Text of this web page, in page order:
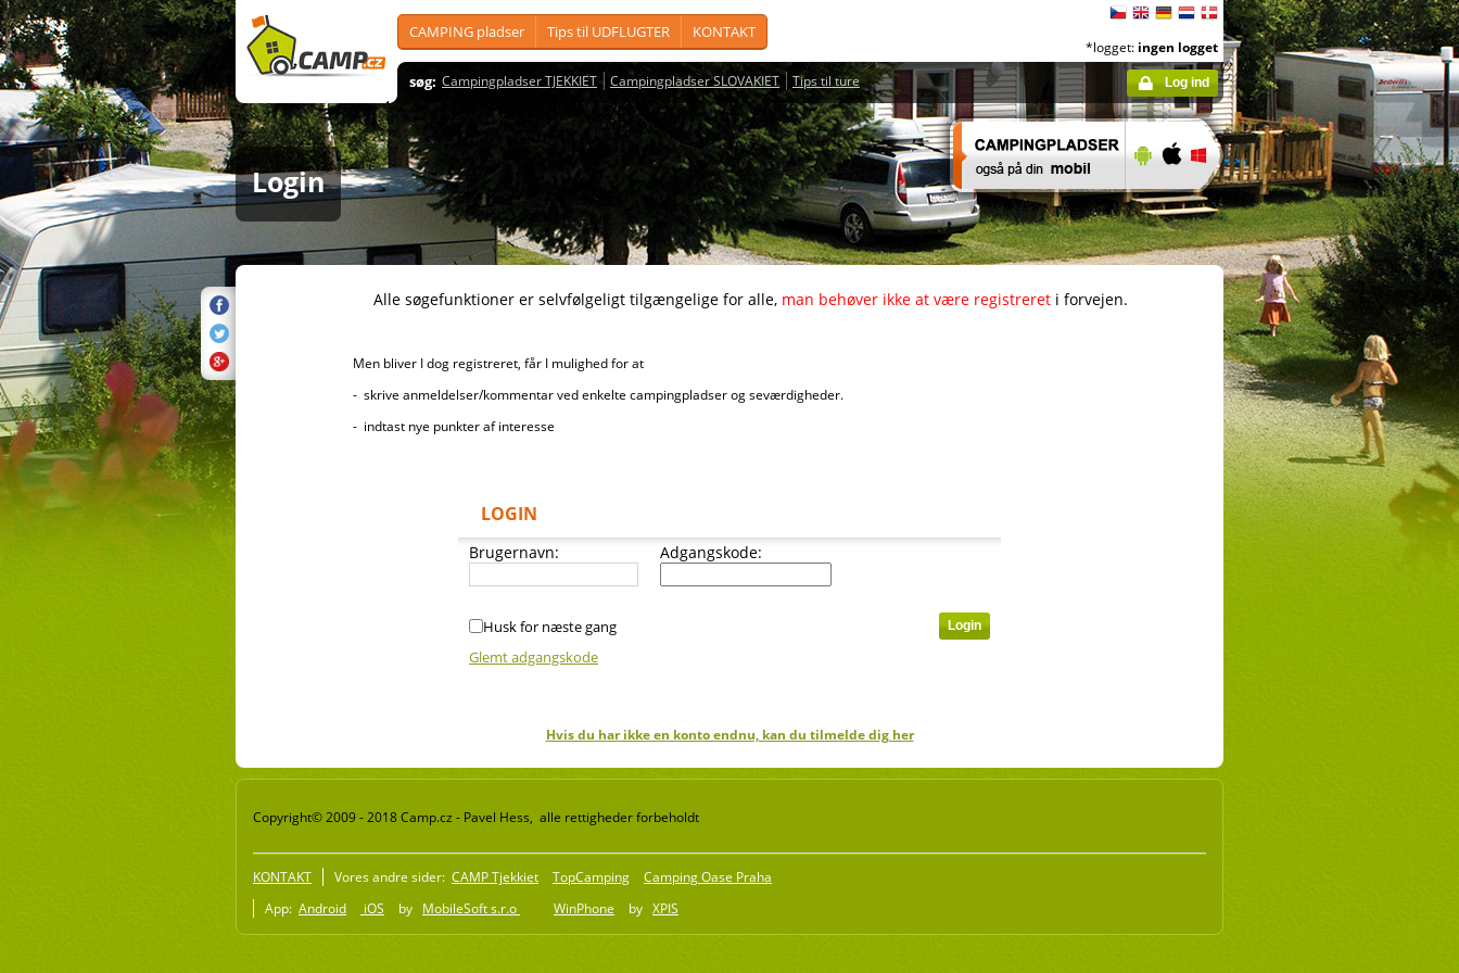
CAMPING pladser Tips til UDFLUGTER KONTAKT
søg: Campingpladser TJEKKIET Campingpladser SLOVAKIET Tips til ture
*logget: ingen logget
Log ind
Login
Alle søgefunktioner er selvfølgeligt tilgængelige for alle, man behøver ikke at være registreret i forvejen.
Men bliver I dog registreret, får I mulighed for at
- skrive anmeldelser/kommentar ved enkelte campingpladser og seværdigheder.
- indtast nye punkter af interesse
LOGIN
Brugernavn: Adgangskode:
Husk for næste gang
Glemt adgangskode
Hvis du har ikke en konto endnu, kan du tilmelde dig her
Copyright© 2009 - 2018 Camp.cz - Pavel Hess, alle rettigheder forbeholdt
KONTAKT Vores andre sider: CAMP Tjekkiet TopCamping
Camping Oase Praha
App: Android iOS by MobileSoft s.r.o WinPhone by XPIS